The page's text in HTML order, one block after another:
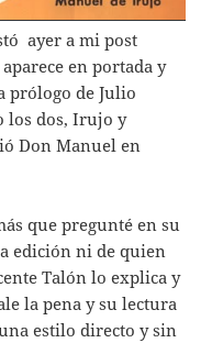
ayer a mi post
en portada y
prólogo de Julio
los dos, Irujo y
Don Manuel en
que pregunté en su
edición ni de quien
Talón lo explica y
la pena y su lectura
estilo directo y sin